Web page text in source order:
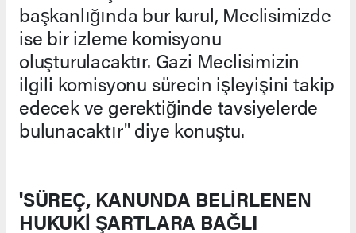
başkanlığında bur kurul, Meclisimizde
ise bir izleme komisyonu
oluşturulacaktır. Gazi Meclisimizin
ilgili komisyonu sürecin işleyişini takip
edecek ve gerektiğinde tavsiyelerde
bulunacaktır" diye konuştu.
'SÜREÇ, KANUNDA BELİRLENEN
HUKUKİ ŞARTLARA BAĞLI